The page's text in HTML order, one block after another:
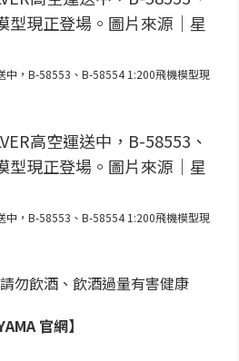
中，B-58553、B-58554 1:200飛機模型現
中，B-58553、B-58554 1:200飛機模型現
勿飲酒、飲酒過量有害健康
官網】